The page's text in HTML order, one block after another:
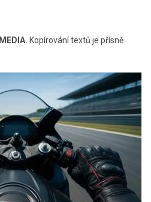
Kopírování textů je přísně